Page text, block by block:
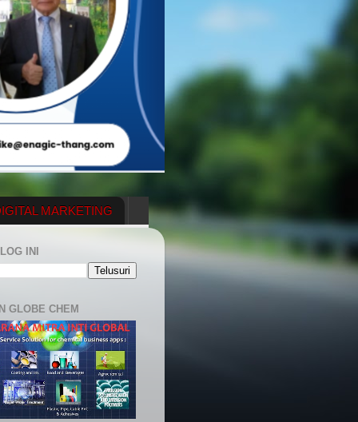
MARKETING
INI
GLOBE CHEM